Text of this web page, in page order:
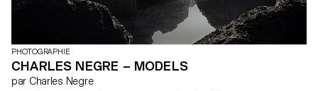
PHOTOGRAPHIE
CHARLES NEGRE – MODELS
par Charles Negre